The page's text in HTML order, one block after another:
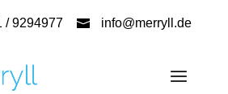
/ 9294977 info@merryll.de